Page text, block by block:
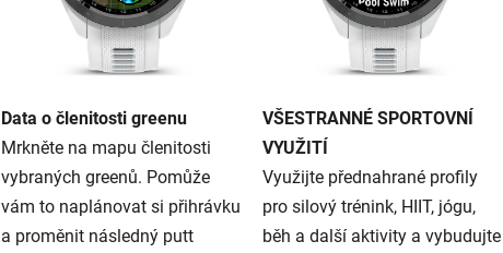
Data o členitosti greenu
Mrkněte na mapu členitosti
vybraných greenů. Pomůže
vám to naplánovat si přihrávku
a proměnit následný putt
VŠESTRANNÉ SPORTOVNÍ
VYUŽITÍ
Využijte přednahrané profily
pro silový trénink, HIIT, jógu,
běh a další aktivity a vybudujte